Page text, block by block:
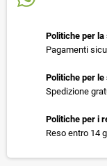
Politiche per
Pagamenti
Politiche per le
Spedizione
Politiche per i
Reso entro 14